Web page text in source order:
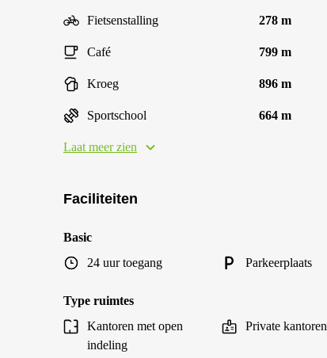
Fietsenstalling 278 m
Café 799 m
Kroeg 896 m
Sportschool 664 m
Laat meer zien
Faciliteiten
Basic
24 uur toegang
Parkeerplaats
Type ruimtes
Kantoren met open
indeling
Private kantoren